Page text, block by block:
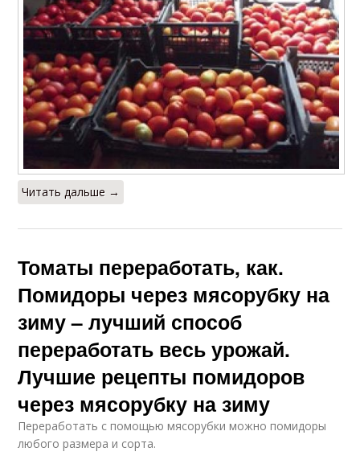
Мороженные
помидоры
Собранные помидоры
Соленые помидоры
Помидоры с
сельдереем
Консервированные
помидоры
Помидоры в
томатном соке
Читать дальше →
Томаты переработать, как.
Помидоры через мясорубку на
зиму – лучший способ
переработать весь урожай.
Лучшие рецепты помидоров
через мясорубку на зиму
Переработать с помощью мясорубки можно помидоры
любого размера и сорта.